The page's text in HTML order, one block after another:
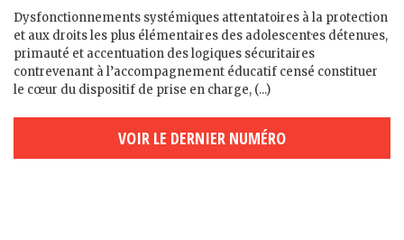
Dysfonctionnements systémiques attentatoires à la protection
et aux droits les plus élémentaires des adolescent·es détenu·es,
primauté et accentuation des logiques sécuritaires
contrevenant à l’accompagnement éducatif censé constituer
le cœur du dispositif de prise en charge, (...)
VOIR LE DERNIER NUMÉRO